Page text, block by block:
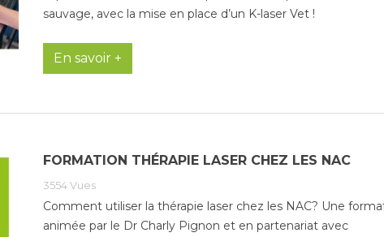
sauvage, avec la mise en place d’un K-laser Vet !
En savoir +
FORMATION THÉRAPIE LASER CHEZ LES NAC
3554Vues
Comment utiliser la thérapie laser chez les NAC? Une
animée par le Dr Charly Pignon et en partenariat avec